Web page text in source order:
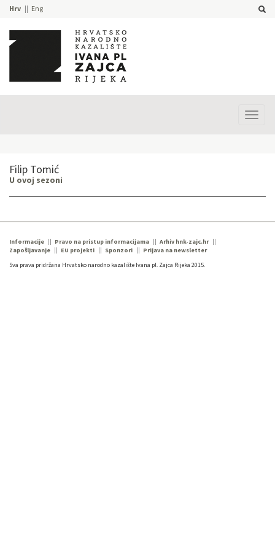
Hrv Eng
Filip Tomić
U ovoj sezoni
Informacije Pravo na pristup informacijama
Arhiv hnk-zajc.hr
Zapošljavanje
EU projekti Sponzori
Prijava na newsletter
Sva prava pridržana Hrvatsko narodno kazalište Ivana pl. Zajca Rijeka 2015.